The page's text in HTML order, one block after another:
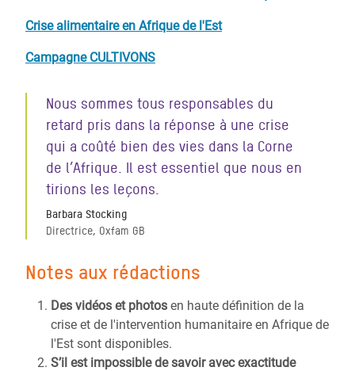
Crise alimentaire en Afrique de l'Est
Campagne CULTIVONS
Nous sommes tous responsables du
retard pris dans la réponse à une crise
qui a coûté bien des vies dans la Corne
de l’Afrique. Il est essentiel que nous en
tirions les leçons.
Barbara Stocking
Directrice, Oxfam GB
Notes aux rédactions
Des vidéos et photos en haute définition de la
crise et de l'intervention humanitaire en Afrique de
l'Est sont disponibles.
S’il est impossible de savoir avec exactitude